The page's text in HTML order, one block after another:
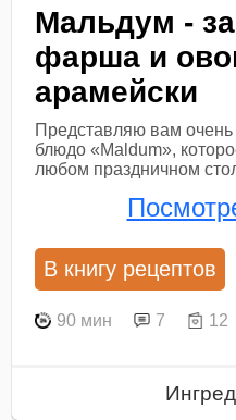
Мальдум -
фарша и
арамейски
Представляю вам
блюдо «Maldum»,
любом праздничном
В книгу рецептов
90 мин 7 12